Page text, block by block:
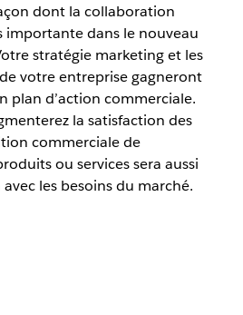
dont la collaboration
importante dans le nouveau
stratégie marketing et les
votre entreprise gagneront
plan d’action commerciale.
la satisfaction des
commerciale de
ou services sera aussi
les besoins du marché.